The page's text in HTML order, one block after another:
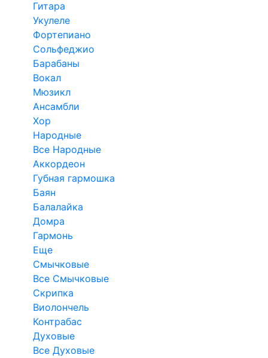
Гитара
Укулеле
Фортепиано
Сольфеджио
Барабаны
Вокал
Мюзикл
Ансамбли
Хор
Народные
Все Народные
Аккордеон
Губная гармошка
Баян
Балалайка
Домра
Гармонь
Еще
Смычковые
Все Смычковые
Скрипка
Виолончель
Контрабас
Духовые
Все Духовые